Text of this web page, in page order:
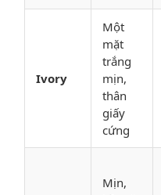
Ivory
Một
mặt
trắng
mịn,
thân
giấy
cứng
Mịn,